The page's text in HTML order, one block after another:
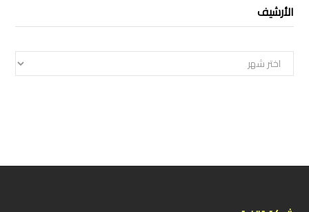
الأرشيف
الأرشيف